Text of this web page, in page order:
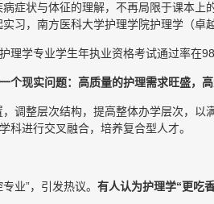
症状与体征的理解，不再局限于课本
习，南方医科大学护理学院护理学（卓
理学专业学生年执业资格考试通过率在
个现实问题：高质量的护理需求旺盛，高
调整层次结构，提高整体办学层次，
科进行交叉融合，培养复合型人才。
业”，引发热议。 有人认为护理学“更吃